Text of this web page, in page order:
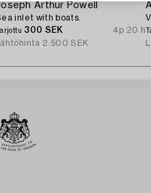
Arthur Powell
inlet with boats.
300 SEK
4p 20 h
Lähtöhinta 2 500 SEK